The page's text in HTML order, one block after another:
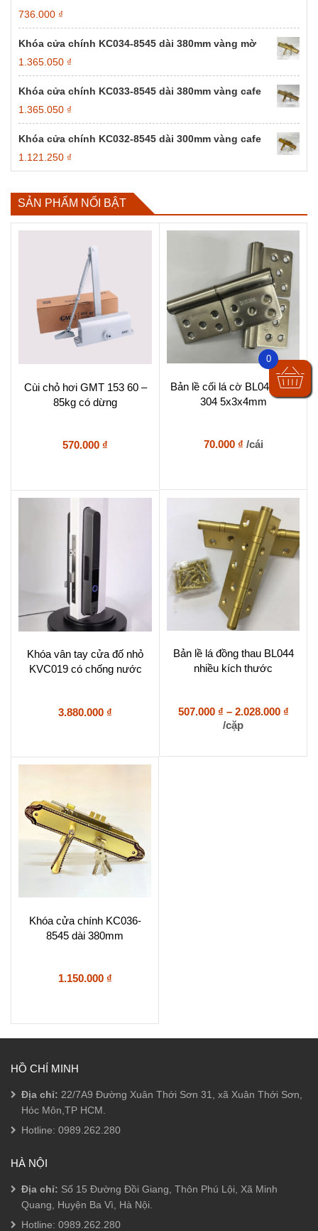
736.000 ₫
Khóa cửa chính KC034-8545 dài 380mm vàng mờ
1.365.050 ₫
Khóa cửa chính KC033-8545 dài 380mm vàng cafe
1.365.050 ₫
Khóa cửa chính KC032-8545 dài 300mm vàng cafe
1.121.250 ₫
SẢN PHẨM NỔI BẬT
Cùi chỏ hơi GMT 153 60 –
85kg có dừng
570.000 ₫
Bản lề cối lá cờ BL042 inox
304 5x3x4mm
70.000 ₫ /cái
Khóa vân tay cửa đố nhỏ
KVC019 có chống nước
3.880.000 ₫
Sản
phẩm
biến
Bản lề lá đồng thau BL044
nhiều kích thước
507.000 ₫ – 2.028.000 ₫
/cặp
Khóa cửa chính KC036-
8545 dài 380mm
1.150.000 ₫
HỒ CHÍ MINH
Địa chỉ: 22/7A9 Đường Xuân Thới Sơn 31, xã Xuân Thới Sơn,
Hóc Môn,TP HCM.
Hotline: 0989.262.280
HÀ NỘI
Địa chỉ: Số 15 Đường Đồi Giang, Thôn Phú Lội, Xã Minh
Quang, Huyện Ba Vì, Hà Nội.
Hotline: 0989.262.280
0